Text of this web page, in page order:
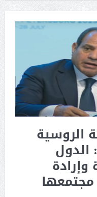
الروسية
الدول
وإرادة